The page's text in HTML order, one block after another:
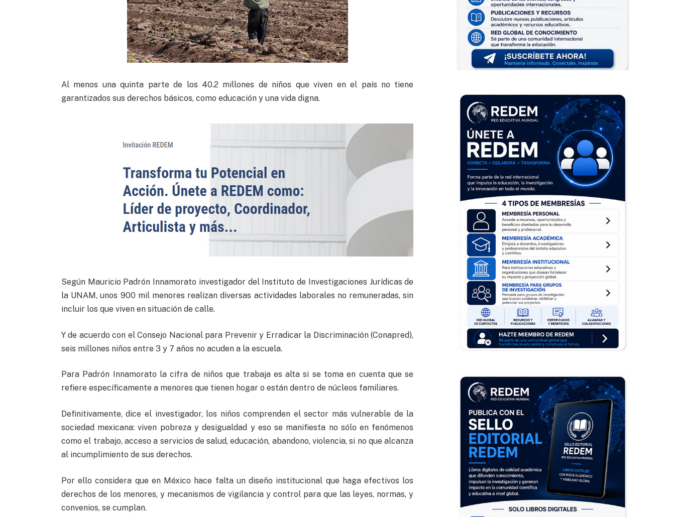
Al menos una quinta parte de los 40.2 millones de niños que viven en el país no tiene
garantizados sus derechos básicos, como educación y una vida digna.
Según Mauricio Padrón Innamorato investigador del Instituto de Investigaciones Jurídicas de
la UNAM, unos 900 mil menores realizan diversas actividades laborales no remuneradas, sin
incluir los que viven en situación de calle.
Y de acuerdo con el Consejo Nacional para Prevenir y Erradicar la Discriminación (Conapred),
seis millones niños entre 3 y 7 años no acuden a la escuela.
Para Padrón Innamorato la cifra de niños que trabaja es alta si se toma en cuenta que se
refiere específicamente a menores que tienen hogar o están dentro de núcleos familiares.
Definitivamente, dice el investigador, los niños comprenden el sector más vulnerable de la
sociedad mexicana: viven pobreza y desigualdad y eso se manifiesta no sólo en fenómenos
como el trabajo, acceso a servicios de salud, educación, abandono, violencia, si no que alcanza
al incumplimiento de sus derechos.
Por ello considera que en México hace falta un diseño institucional que haga efectivos los
derechos de los menores, y mecanismos de vigilancia y control para que las leyes, normas, y
convenios, se cumplan.